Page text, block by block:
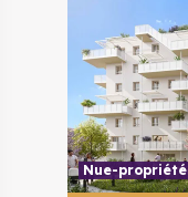
Nue-propriété